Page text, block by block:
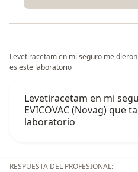
Levetiracetam en mi seguro me
es este laboratorio
Levetiracetam en mi
EVICOVAC (Novag) que
laboratorio
RESPUESTA DEL PROFESIONAL: